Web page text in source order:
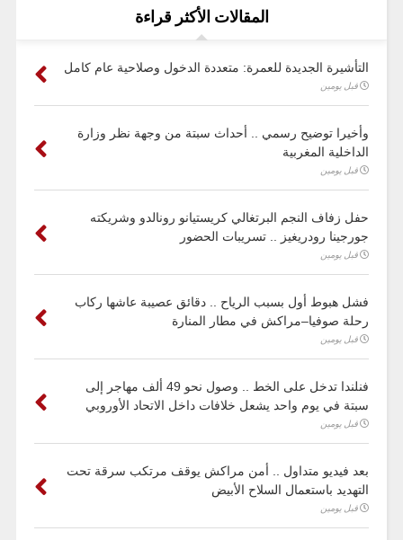
المقالات الأكثر قراءة
التأشيرة الجديدة للعمرة: متعددة الدخول وصلاحية عام كامل
قبل يومين
وأخيرا توضيح رسمي .. أحداث سبتة من وجهة نظر وزارة
الداخلية المغربية
قبل يومين
حفل زفاف النجم البرتغالي كريستيانو رونالدو وشريكته
جورجينا رودريغيز .. تسريبات الحضور
قبل يومين
فشل هبوط أول بسبب الرياح .. دقائق عصيبة عاشها ركاب
رحلة صوفيا–مراكش في مطار المنارة
قبل يومين
فنلندا تدخل على الخط .. وصول نحو 49 ألف مهاجر إلى
سبتة في يوم واحد يشعل خلافات داخل الاتحاد الأوروبي
قبل يومين
بعد فيديو متداول .. أمن مراكش يوقف مرتكب سرقة تحت
التهديد باستعمال السلاح الأبيض
قبل يومين